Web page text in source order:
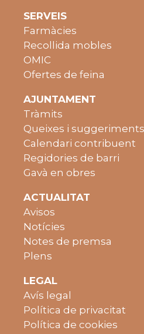
SERVEIS
Farmàcies
Recollida mobles
OMIC
Ofertes de feina
AJUNTAMENT
Tràmits
Queixes i suggeriments
Calendari contribuent
Regidories de barri
Gavà en obres
ACTUALITAT
Avisos
Notícies
Notes de premsa
Plens
LEGAL
Avís legal
Política de privacitat
Política de cookies